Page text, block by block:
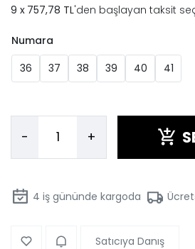
757,78 TL'den başlayan taksit
Numara
36
37 38 39 40 41
- +
4 iş gününde kargoda
Satıcıya Danış